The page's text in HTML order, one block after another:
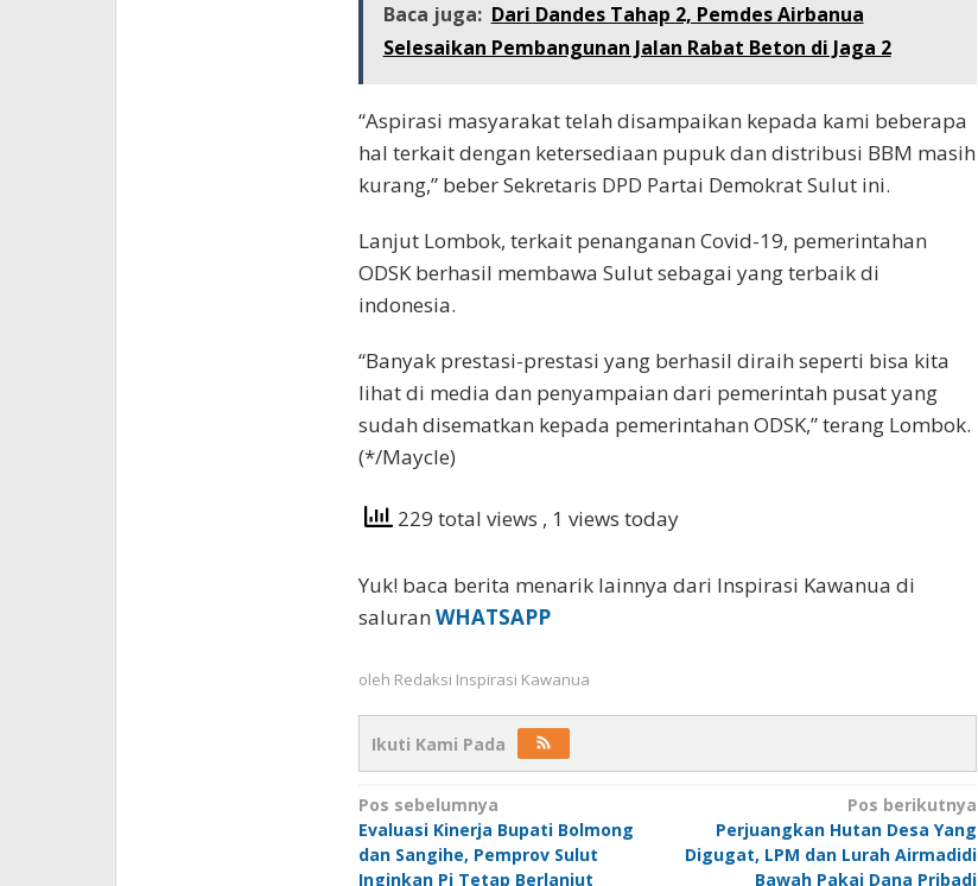
Baca juga: Dari Dandes Tahap 2, Pemdes Airbanua
Selesaikan Pembangunan Jalan Rabat Beton di Jaga 2
“Aspirasi masyarakat telah disampaikan kepada kami beberapa
hal terkait dengan ketersediaan pupuk dan distribusi BBM masih
kurang,” beber Sekretaris DPD Partai Demokrat Sulut ini.
Lanjut Lombok, terkait penanganan Covid-19, pemerintahan
ODSK berhasil membawa Sulut sebagai yang terbaik di
indonesia.
“Banyak prestasi-prestasi yang berhasil diraih seperti bisa kita
lihat di media dan penyampaian dari pemerintah pusat yang
sudah disematkan kepada pemerintahan ODSK,” terang Lombok.
(*/Maycle)
229 total views , 1 views today
Yuk! baca berita menarik lainnya dari Inspirasi Kawanua di
saluran WHATSAPP
oleh Redaksi Inspirasi Kawanua
Ikuti Kami Pada
Navigasi
pos
Pos sebelumnya
Evaluasi Kinerja Bupati Bolmong
dan Sangihe, Pemprov Sulut
Inginkan Pj Tetap Berlanjut
Pos berikutnya
Perjuangkan Hutan Desa Yang
Digugat, LPM dan Lurah Airmadidi
Bawah Pakai Dana Pribadi